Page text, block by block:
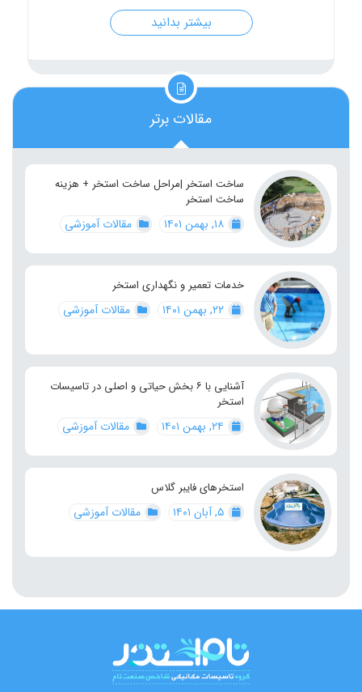
بیشتر بدانید
مقالات برتر
ساخت استخر |مراحل ساخت استخر + هزینه
ساخت استخر
مقالات آموزشی
خدمات تعمیر و نگهداری استخر
مقالات آموزشی
آشنایی با ۶ بخش حیاتی و اصلی در تاسیسات
استخر
مقالات آموزشی
استخرهای فایبر گلاس
مقالات آموزشی